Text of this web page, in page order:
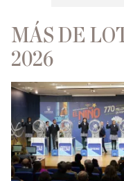
MÁS DE
2026